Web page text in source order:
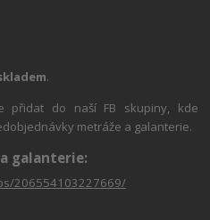
.
přidat do naší FB skupiny, kde
metráže a galanterie.
galanterie:
206554103227669/